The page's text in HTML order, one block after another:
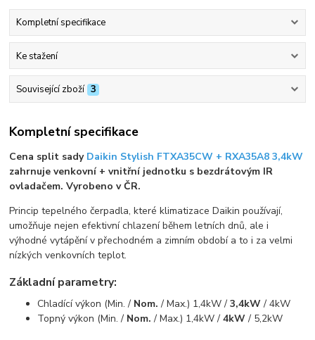
Kompletní specifikace
Ke stažení
Související zboží 3
Kompletní specifikace
Cena split sady Daikin Stylish FTXA35CW + RXA35A8 3,4kW
zahrnuje venkovní + vnitřní jednotku s bezdrátovým IR
ovladačem. Vyrobeno v ČR.
Princip tepelného čerpadla, které klimatizace Daikin používají,
umožňuje nejen efektivní chlazení během letních dnů, ale i
výhodné vytápění v přechodném a zimním období a to i za velmi
nízkých venkovních teplot.
Základní parametry:
Chladící výkon (Min. / Nom. / Max.) 1,4kW /3,4kW / 4kW
Topný výkon (Min. / Nom. / Max.) 1,4kW /4kW / 5,2kW